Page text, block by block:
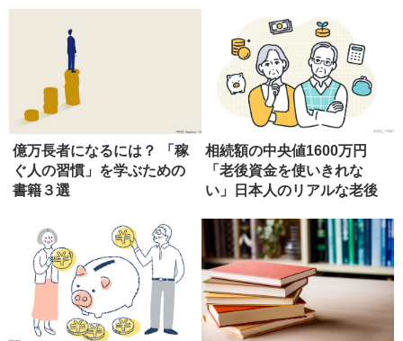
億万長者になるには？ 「稼
ぐ人の習慣」を学ぶための
書籍３選
相続額の中央値1600万円
「老後資金を使いきれな
い」日本人のリアルな老後